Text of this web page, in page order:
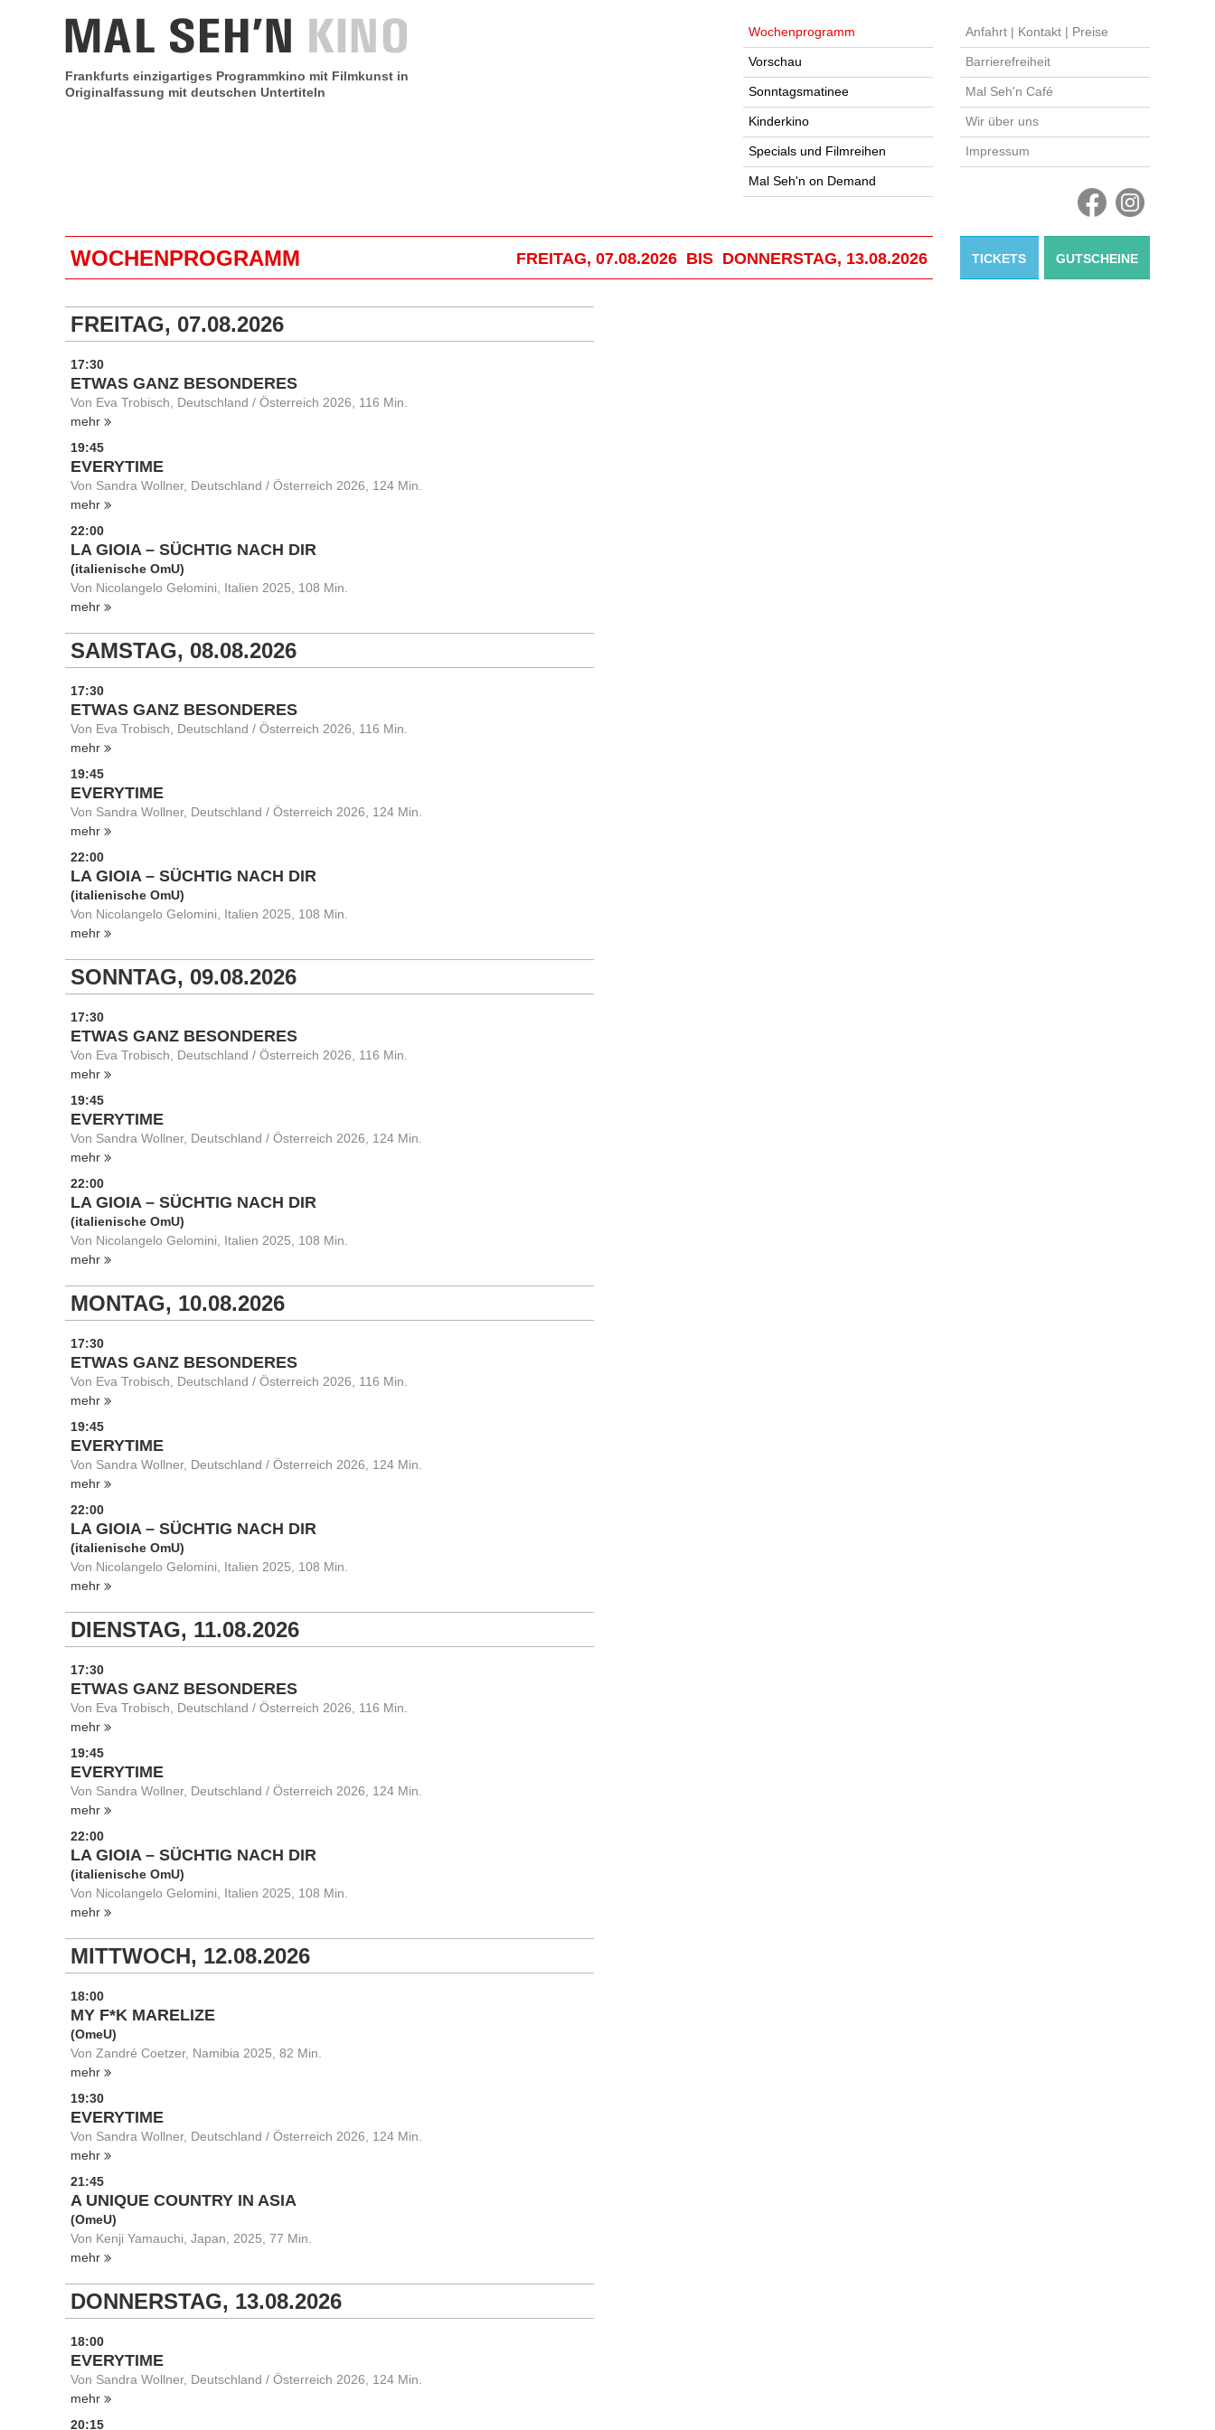
Frankfurts einzigartiges Programmkino mit Filmkunst in
Originalfassung mit deutschen Untertiteln
Wochenprogramm
Vorschau
Sonntagsmatinee
Kinderkino
Specials und Filmreihen
Mal Seh'n on Demand
Anfahrt | Kontakt | Preise
Barrierefreiheit
Mal Seh'n Café
Wir über uns
Impressum
WOCHENPROGRAMM FREITAG, 07.08.2026 BIS DONNERSTAG, 13.08.2026 TICKETS GUTSCHEINE
FREITAG, 07.08.2026
17:30
ETWAS GANZ BESONDERES
Von Eva Trobisch, Deutschland / Österreich 2026, 116 Min.
mehr
19:45
EVERYTIME
Von Sandra Wollner, Deutschland / Österreich 2026, 124 Min.
mehr
22:00
LA GIOIA – SÜCHTIG NACH DIR
(italienische OmU)
Von Nicolangelo Gelomini, Italien 2025, 108 Min.
mehr
SAMSTAG, 08.08.2026
17:30
ETWAS GANZ BESONDERES
Von Eva Trobisch, Deutschland / Österreich 2026, 116 Min.
mehr
19:45
EVERYTIME
Von Sandra Wollner, Deutschland / Österreich 2026, 124 Min.
mehr
22:00
LA GIOIA – SÜCHTIG NACH DIR
(italienische OmU)
Von Nicolangelo Gelomini, Italien 2025, 108 Min.
mehr
SONNTAG, 09.08.2026
17:30
ETWAS GANZ BESONDERES
Von Eva Trobisch, Deutschland / Österreich 2026, 116 Min.
mehr
19:45
EVERYTIME
Von Sandra Wollner, Deutschland / Österreich 2026, 124 Min.
mehr
22:00
LA GIOIA – SÜCHTIG NACH DIR
(italienische OmU)
Von Nicolangelo Gelomini, Italien 2025, 108 Min.
mehr
MONTAG, 10.08.2026
17:30
ETWAS GANZ BESONDERES
Von Eva Trobisch, Deutschland / Österreich 2026, 116 Min.
mehr
19:45
EVERYTIME
Von Sandra Wollner, Deutschland / Österreich 2026, 124 Min.
mehr
22:00
LA GIOIA – SÜCHTIG NACH DIR
(italienische OmU)
Von Nicolangelo Gelomini, Italien 2025, 108 Min.
mehr
DIENSTAG, 11.08.2026
17:30
ETWAS GANZ BESONDERES
Von Eva Trobisch, Deutschland / Österreich 2026, 116 Min.
mehr
19:45
EVERYTIME
Von Sandra Wollner, Deutschland / Österreich 2026, 124 Min.
mehr
22:00
LA GIOIA – SÜCHTIG NACH DIR
(italienische OmU)
Von Nicolangelo Gelomini, Italien 2025, 108 Min.
mehr
MITTWOCH, 12.08.2026
18:00
MY F*K MARELIZE
(OmeU)
Von Zandré Coetzer, Namibia 2025, 82 Min.
mehr
19:30
EVERYTIME
Von Sandra Wollner, Deutschland / Österreich 2026, 124 Min.
mehr
21:45
A UNIQUE COUNTRY IN ASIA
(OmeU)
Von Kenji Yamauchi, Japan, 2025, 77 Min.
mehr
DONNERSTAG, 13.08.2026
18:00
EVERYTIME
Von Sandra Wollner, Deutschland / Österreich 2026, 124 Min.
mehr
20:15